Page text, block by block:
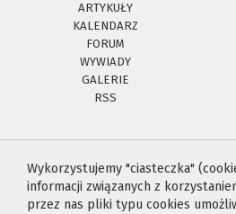
ARTYKUŁY
KALENDARZ
FORUM
WYWIADY
GALERIE
RSS
Wykorzystujemy "ciasteczka"
informacji związanych z
przez nas pliki typu cookies